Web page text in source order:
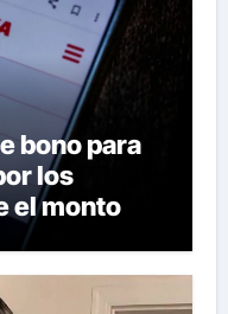
bono para
los
el monto